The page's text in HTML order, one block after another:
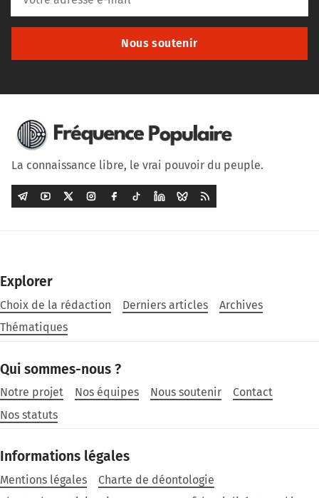
Nous soutenir
La connaissance libre, le vrai pouvoir du peuple.
Explorer
Choix de la rédaction Derniers articles
Archives
Thématiques
Qui sommes-nous ?
Notre projet Nos équipes Nous soutenir
Contact
Nos statuts
Informations légales
Mentions légales
Charte de déontologie